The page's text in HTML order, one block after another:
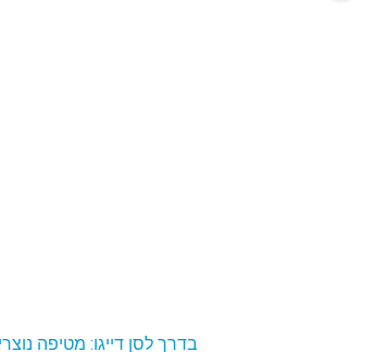
בדרך לסן דייגו: מטיפה